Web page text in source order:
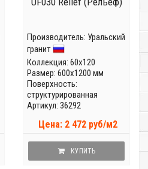
Производитель: Уральский
гранит
Коллекция: 60x120
Размер: 600x1200 мм
Поверхность:
структурированная
Артикул: 36292
Цена: 2 472 руб/м2
КУПИТЬ